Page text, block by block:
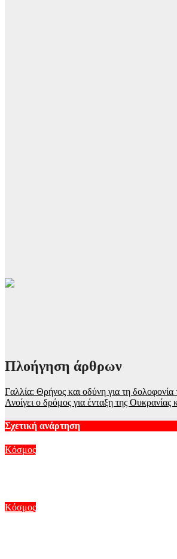
Πλοήγηση άρθρων
Γαλλία: Θρήνος και οδύνη για τη
Ανοίγει ο δρόμος για ένταξη της
Σχετική ανάρτηση
Κόσμος
Κόσμος